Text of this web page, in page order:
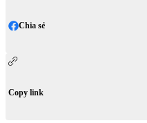
Chia sẻ
Copy link